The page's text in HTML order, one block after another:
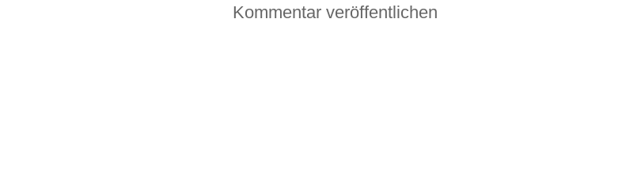
Kommentar veröffentlichen